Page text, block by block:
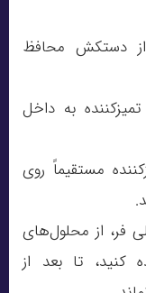
از دستکش‌ محافظ
به داخل
مستقیماً روی
فر، از محلول‌های
کنید، تا بعد از